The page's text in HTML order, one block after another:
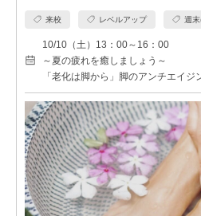
来校 レベルアップ 週
10/10（土）13：00～16：00
～夏の疲れを癒しましょう～
「老化は脚から」脚のアンチエイジ